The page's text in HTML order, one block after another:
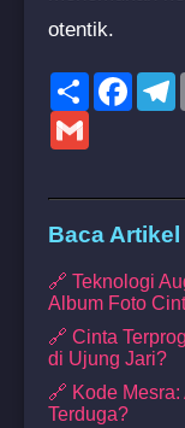
otentik.
Share
Baca
🔗 Teknologi
Album Foto
🔗 Cinta
di Ujung Jari?
🔗 Kode
Terduga?